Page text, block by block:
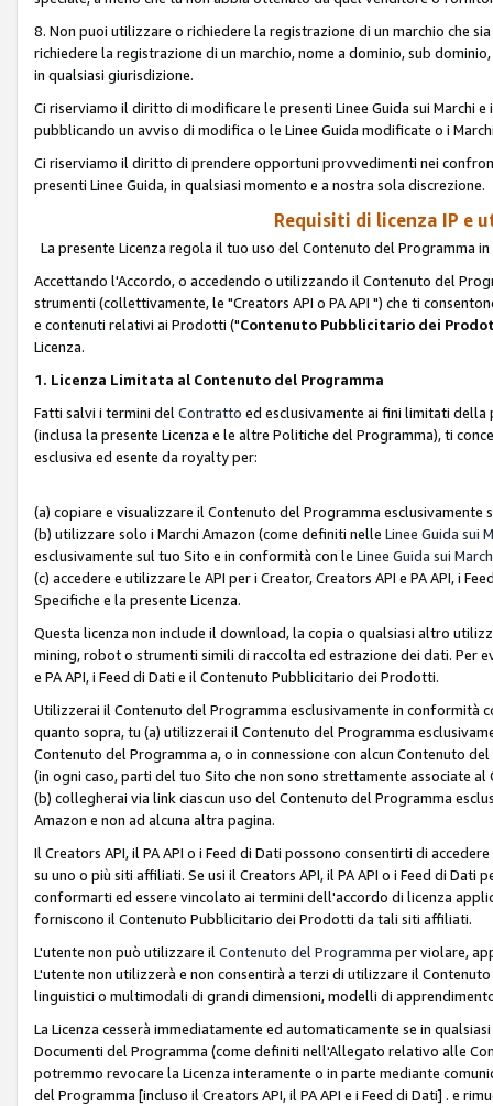
8. Non puoi utilizzare o richiedere la registrazione di un marchio che
richiedere la registrazione di un marchio, nome a dominio, sub
in qualsiasi giurisdizione.
Ci riserviamo il diritto di modificare le presenti Linee Guida sui Marchi
pubblicando un avviso di modifica o le Linee Guida modificate o i
Ci riserviamo il diritto di prendere opportuni provvedimenti nei
presenti Linee Guida, in qualsiasi momento e a nostra sola discrezione.
Requisiti di licenza IP e
La presente Licenza regola il tuo uso del Contenuto del Programma
Accettando l'Accordo, o accedendo o utilizzando il Contenuto del
strumenti (collettivamente, le "Creators API o PA API ") che ti
e contenuti relativi ai Prodotti ("Contenuto Pubblicitario dei
Licenza.
1. Licenza Limitata al Contenuto del Programma
Fatti salvi i termini del Contratto ed esclusivamente ai fini limitati
(inclusa la presente Licenza e le altre Politiche del Programma), ti
esclusiva ed esente da royalty per:
(a) copiare e visualizzare il Contenuto del Programma esclusivamente
(b) utilizzare solo i Marchi Amazon (come definiti nelle Linee Guida sui
esclusivamente sul tuo Sito e in conformità con le Linee Guida sui March
(c) accedere e utilizzare le API per i Creator, Creators API e PA API, i
Specifiche e la presente Licenza.
Questa licenza non include il download, la copia o qualsiasi altro
mining, robot o strumenti simili di raccolta ed estrazione dei dati. Per
e PA API, i Feed di Dati e il Contenuto Pubblicitario dei Prodotti.
Utilizzerai il Contenuto del Programma esclusivamente in conformità
quanto sopra, tu (a) utilizzerai il Contenuto del Programma
Contenuto del Programma a, o in connessione con alcun Contenuto
(in ogni caso, parti del tuo Sito che non sono strettamente associate
(b) collegherai via link ciascun uso del Contenuto del Programma
Amazon e non ad alcuna altra pagina.
Il Creators API, il PA API o i Feed di Dati possono consentirti di
su uno o più siti affiliati. Se usi il Creators API, il PA API o i Feed di
conformarti ed essere vincolato ai termini dell'accordo di licenza
forniscono il Contenuto Pubblicitario dei Prodotti da tali siti affiliati.
L'utente non può utilizzare il Contenuto del Programma per violare,
L'utente non utilizzerà e non consentirà a terzi di utilizzare il
linguistici o multimodali di grandi dimensioni, modelli di
La Licenza cesserà immediatamente ed automaticamente se in
Documenti del Programma (come definiti nell'Allegato relativo alle
potremmo revocare la Licenza interamente o in parte mediante
del Programma [incluso il Creators API, il PA API e i Feed di Dati] . e